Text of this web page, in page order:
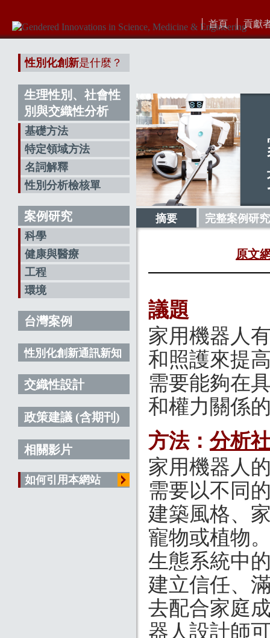
首頁 貢獻
性別化創新是什麼？
生理性別、社會性
別與交織性分析
基礎方法
特定領域方法
名詞解釋
性別分析檢核單
案例研究
科學
健康與醫療
工程
環境
台灣案例
性別化創新通訊新知
交織性設計
政策建議 (含期刊)
相關影片
如何引用本網站
摘要 完整案例研究
原文
議題
家用機器人
和照護來提
需要能夠在
和權力關係
方法： 分析
家用機器人
需要以不同
建築風格、
寵物或植物
生態系統中
建立信任、
去配合家庭
器人設計師